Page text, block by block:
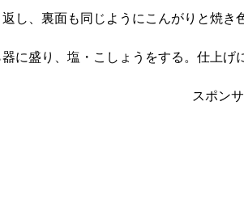
し、裏面も同じようにこんがりと焼き
に盛り、塩・こしょうをする。仕上げ
スポン